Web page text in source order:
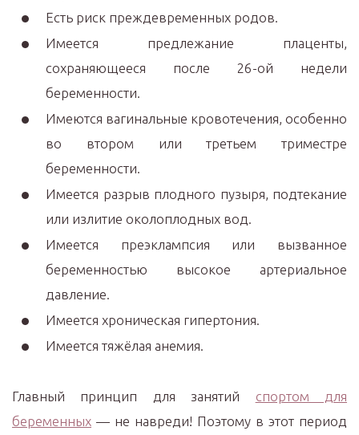
Есть риск преждевременных родов.
Имеется предлежание плаценты,
сохраняющееся после 26-ой недели
беременности.
Имеются вагинальные кровотечения, особенно
во втором или третьем триместре
беременности.
Имеется разрыв плодного пузыря, подтекание
или излитие околоплодных вод.
Имеется преэклампсия или вызванное
беременностью высокое артериальное
давление.
Имеется хроническая гипертония.
Имеется тяжёлая анемия.
Главный принцип для занятий спортом для
беременных — не навреди! Поэтому в этот период